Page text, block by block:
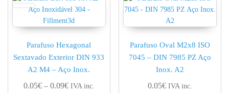
Parafuso Hexagonal
Sextavado Exterior DIN 933
A2 M4 – Aço Inox.
0.05€ – 0.09€Price range: 0.05€ through 0.09€
IVA inc.
Parafuso Oval M2x8 ISO
7045 – DIN 7985 PZ Aço
Inox. A2
0.05€ IVA inc.